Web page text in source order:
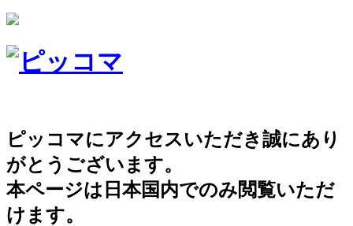
ピッコマにアクセスいただき誠にあり
がとうございます。
本ページは日本国内でのみ閲覧いただ
けます。